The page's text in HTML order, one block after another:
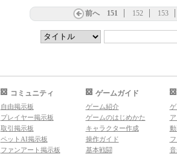
前へ 151 152 153
コミュニティ
自由掲示板
プレイヤー掲示板
取引掲示板
ペットAI掲示板
ファンアート掲示板
ゲームガイド
ゲーム紹介
ゲームのはじめかた
キャラクター作成
操作ガイド
基本戦闘